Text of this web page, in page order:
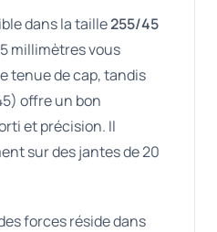
dans la taille255/45
millimètres vous
tenue de cap, tandis
offre un bon
et précision. Il
sur des jantes de 20
forces réside dans